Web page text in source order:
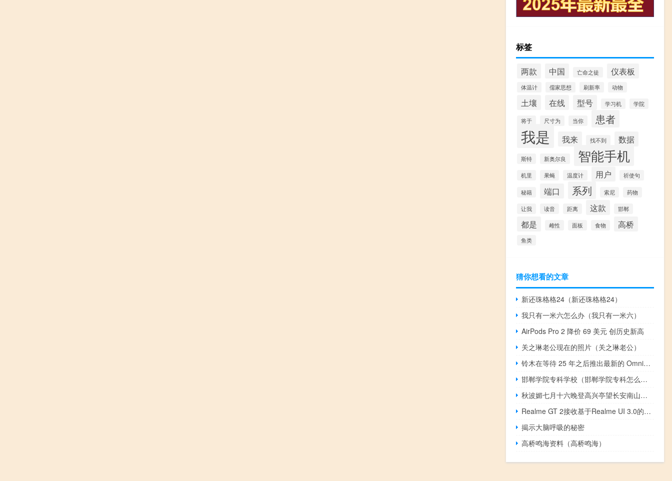
标签
两款 中国 亡命之徒 仪表板
体温计 儒家思想 刷新率 动物
土壤 在线 型号 学习机 学院
将于 尺寸为 当你 患者
我是 我来 找不到 数据
斯特 新奥尔良 智能手机
机里 果蝇 温度计 用户 祈使句
秘籍 端口 系列 索尼 药物
让我 读音 距离 这款 邯郸
都是 雌性 面板 食物 高桥
鱼类
猜你想看的文章
新还珠格格24（新还珠格格24）
我只有一米六怎么办（我只有一米六）
AirPods Pro 2 降价 69 美元 创历史新高
关之琳老公现在的照片（关之琳老公）
铃木在等待 25 年之后推出最新的 Omnichord OM-108 电子汽车竖琴
邯郸学院专科学校（邯郸学院专科怎么样）
秋波媚七月十六晚登高兴亭望长安南山题眼是什么（秋波媚）
Realme GT 2接收基于Realme UI 3.0的Android 13抢先体验更新
揭示大脑呼吸的秘密
高桥鸣海资料（高桥鸣海）